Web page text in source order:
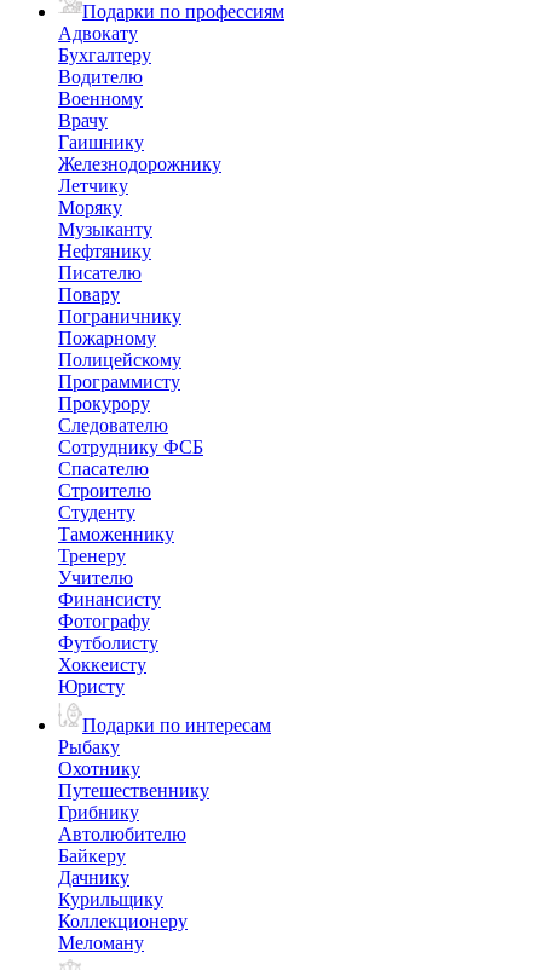
Подарки по профессиям
Адвокату
Бухгалтеру
Водителю
Военному
Врачу
Гаишнику
Железнодорожнику
Летчику
Моряку
Музыканту
Нефтянику
Писателю
Повару
Пограничнику
Пожарному
Полицейскому
Программисту
Прокурору
Следователю
Сотруднику ФСБ
Спасателю
Строителю
Студенту
Таможеннику
Тренеру
Учителю
Финансисту
Фотографу
Футболисту
Хоккеисту
Юристу
Подарки по интересам
Рыбаку
Охотнику
Путешественнику
Грибнику
Автолюбителю
Байкеру
Дачнику
Курильщику
Коллекционеру
Меломану